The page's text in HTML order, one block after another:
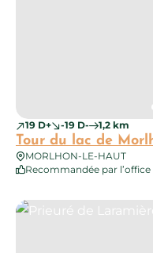
19 D+ -19 D- 1,2 km
Tour du lac de
MORLHON-LE-HAUT
Recommandée par
Prieuré de Laramière